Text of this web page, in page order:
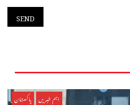
اہم خبریں پاکستان